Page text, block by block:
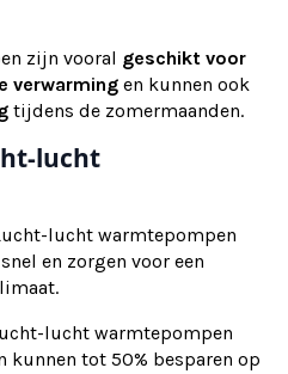
zijn vooral geschikt voor
verwarming en kunnen ook
tijdens de zomermaanden.
lucht
lucht warmtepompen
en zorgen voor een
lucht warmtepompen
kunnen tot 50% besparen op